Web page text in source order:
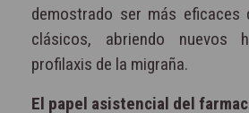
demostrado ser más eficaces
clásicos, abriendo nuevos
profilaxis de la migraña.
El papel asistencial del